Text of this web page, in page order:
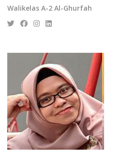
Walikelas A-2 Al-Ghurfah